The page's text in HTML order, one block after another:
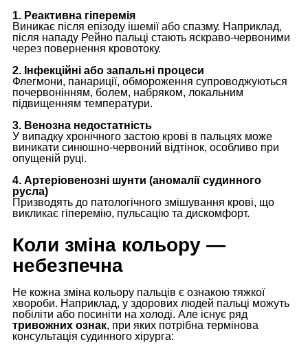
1. Реактивна гіперемія
Виникає після епізоду ішемії або спазму. Наприклад,
після нападу Рейно пальці стають яскраво-червоними
через повернення кровотоку.
2. Інфекційні або запальні процеси
Флегмони, панариції, обмороження супроводжуються
почервонінням, болем, набряком, локальним
підвищенням температури.
3. Венозна недостатність
У випадку хронічного застою крові в пальцях може
виникати синюшно-червоний відтінок, особливо при
опущеній руці.
4. Артеріовенозні шунти (аномалії судинного
русла)
Призводять до патологічного змішування крові, що
викликає гіперемію, пульсацію та дискомфорт.
Коли зміна кольору —
небезпечна
Не кожна зміна кольору пальців є ознакою тяжкої
хвороби. Наприклад, у здорових людей пальці можуть
побіліти або посиніти на холоді. Але існує ряд
тривожних ознак, при яких потрібна термінова
консультація судинного хірурга: